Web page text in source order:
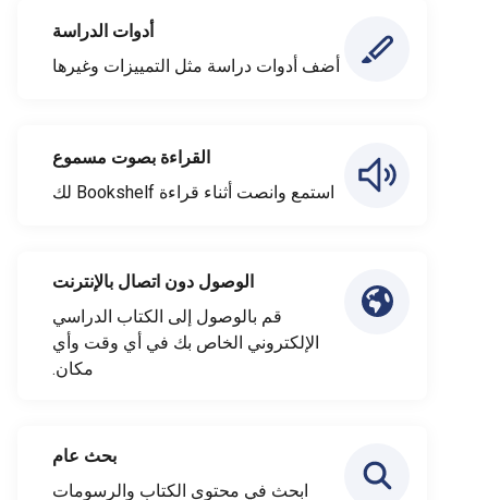
أدوات الدراسة
أضف أدوات دراسة مثل التمييزات وغيرها
القراءة بصوت مسموع
استمع وانصت أثناء قراءة Bookshelf لك
الوصول دون اتصال بالإنترنت
قم بالوصول إلى الكتاب الدراسي
الإلكتروني الخاص بك في أي وقت وأي
مكان.
بحث عام
ابحث في محتوى الكتاب والرسومات